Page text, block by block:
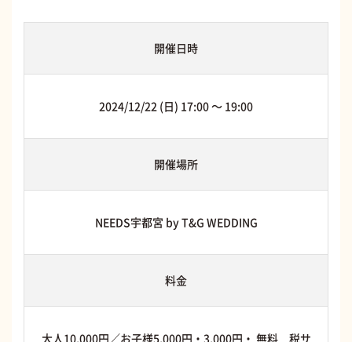
開催日時
2024/12/22 (日) 17:00 〜 19:00
開催場所
NEEDS宇都宮 by T&G WEDDING
料金
大人10,000円／お子様5,000円・3,000円・ 無料 税サ